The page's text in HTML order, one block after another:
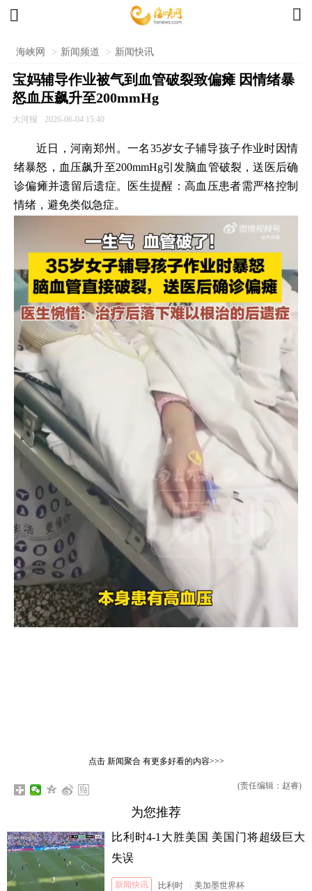
 
海峡网 > 新闻频道 > 新闻快讯
宝妈辅导作业被气到血管破裂致偏瘫 因情绪暴
怒血压飙升至200mmHg
大河报 2026-06-04 15:40
近日，河南郑州。一名35岁女子辅导孩子作业时因情
绪暴怒，血压飙升至200mmHg引发脑血管破裂，送医后确
诊偏瘫并遗留后遗症。医生提醒：高血压患者需严格控制
情绪，避免类似急症。‌‌
点击 新闻聚合有更多好看的内容>>>
(责任编辑：赵睿)
为您推荐
比利时4-1大胜美国 美国门将超级巨大
失误
新闻快讯 比利时 美加墨世界杯